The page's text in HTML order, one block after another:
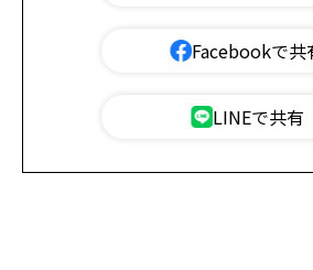
Facebookで共
LINEで共有